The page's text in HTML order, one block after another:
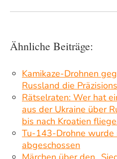
Ähnliche Beiträge:
Kamikaze-Drohnen
Russland die
Rätselraten: Wer hat
aus der Ukraine über
bis nach Kroatien
Tu-143-Drohne wurde
abgeschossen